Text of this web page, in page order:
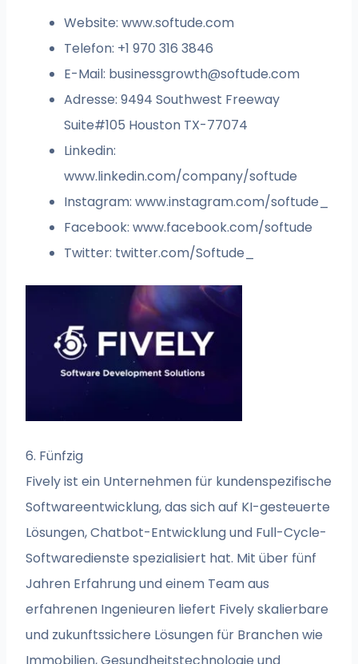
Website: www.softude.com
Telefon: +1 970 316 3846
E-Mail: businessgrowth@softude.com
Adresse: 9494 Southwest Freeway
Suite#105 Houston TX-77074
Linkedin:
www.linkedin.com/company/softude
Instagram: www.instagram.com/softude_
Facebook: www.facebook.com/softude
Twitter: twitter.com/Softude_
6. Fünfzig
Fively ist ein Unternehmen für kundenspezifische
Softwareentwicklung, das sich auf KI-gesteuerte
Lösungen, Chatbot-Entwicklung und Full-Cycle-
Softwaredienste spezialisiert hat. Mit über fünf
Jahren Erfahrung und einem Team aus
erfahrenen Ingenieuren liefert Fively skalierbare
und zukunftssichere Lösungen für Branchen wie